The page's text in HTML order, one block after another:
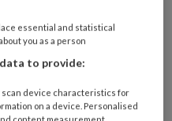
essential and statistical
you as a person
to provide:
scan device characteristics for
on a device. Personalised